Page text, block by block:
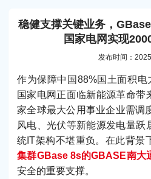
稳健支撑关键业务，
国家电网实现
发布时间：
作为保障中国88%国土面积电
国家电网正面临新能源革命带
家全球最大公用事业企业需调
风电、光伏等新能源发电量跃
统IT架构不堪重负。在此背景
集群GBase 8s的GBASE南大
安全的重要支撑。